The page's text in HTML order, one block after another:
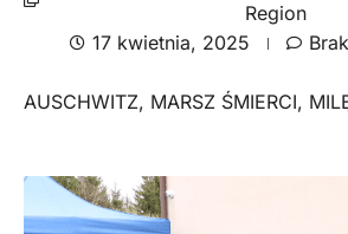
Region
17 kwietnia, 2025
AUSCHWITZ, MARSZ ŚMIERCI,